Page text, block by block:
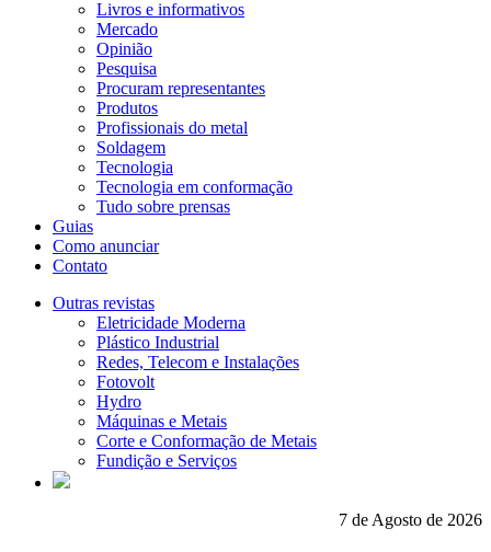
Livros e informativos
Mercado
Opinião
Pesquisa
Procuram representantes
Produtos
Profissionais do metal
Soldagem
Tecnologia
Tecnologia em conformação
Tudo sobre prensas
Guias
Como anunciar
Contato
Outras revistas
Eletricidade Moderna
Plástico Industrial
Redes, Telecom e Instalações
Fotovolt
Hydro
Máquinas e Metais
Corte e Conformação de Metais
Fundição e Serviços
7 de Agosto de 2026